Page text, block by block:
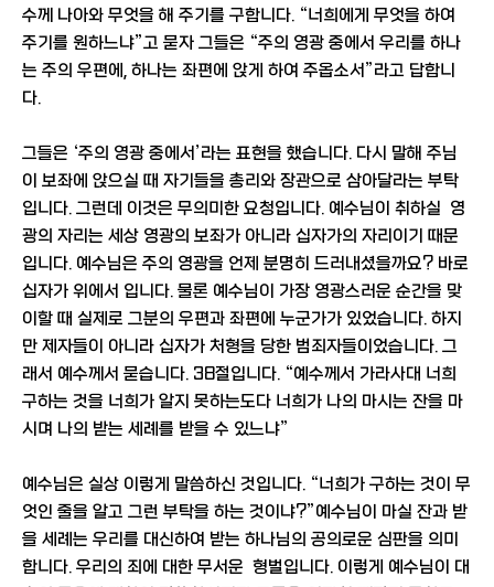
수께 나아와 무엇을 해 주기를 구합니다. “너희에게 무엇을 하여
주기를 원하느냐”고 묻자 그들은 “주의 영광 중에서 우리를 하나
는 주의 우편에, 하나는 좌편에 앉게 하여 주옵소서”라고 답합니
다.
그들은 ‘주의 영광 중에서’라는 표현을 했습니다. 다시 말해 주님
이 보좌에 앉으실 때 자기들을 총리와 장관으로 삼아달라는 부탁
입니다. 그런데 이것은 무의미한 요청입니다. 예수님이 취하실 영
광의 자리는 세상 영광의 보좌가 아니라 십자가의 자리이기 때문
입니다. 예수님은 주의 영광을 언제 분명히 드러내셨을까요? 바로
십자가 위에서 입니다. 물론 예수님이 가장 영광스러운 순간을 맞
이할 때 실제로 그분의 우편과 좌편에 누군가가 있었습니다. 하지
만 제자들이 아니라 십자가 처형을 당한 범죄자들이었습니다. 그
래서 예수께서 묻습니다. 38절입니다. “예수께서 가라사대 너희
구하는 것을 너희가 알지 못하는도다 너희가 나의 마시는 잔을 마
시며 나의 받는 세례를 받을 수 있느냐”
예수님은 실상 이렇게 말씀하신 것입니다. “너희가 구하는 것이 무
엇인 줄을 알고 그런 부탁을 하는 것이냐?”예수님이 마실 잔과 받
을 세례는 우리를 대신하여 받는 하나님의 공의로운 심판을 의미
합니다. 우리의 죄에 대한 무서운 형벌입니다. 이렇게 예수님이 대